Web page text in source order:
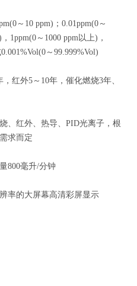
～10 ppm)；0.01ppm(0～
1ppm(0～1000 ppm以上)，
～99.999%Vol)
外5～10年，催化燃烧3年、
红外、热导、PID光离子，根
求而定
800毫升/分钟
率的大屏幕高清彩屏显示